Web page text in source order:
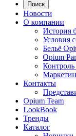
Поиск
Новости
О компании
История
Условия
Бельё
Opium
Контроль
Контакты
Opium Team
LookBook
Тренды
Каталог